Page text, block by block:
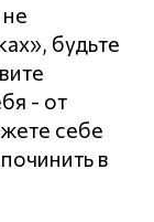
будьте
- от
себе
в